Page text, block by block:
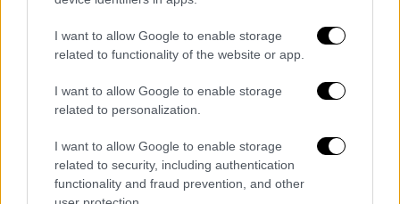
I want to allow Google to enable storage
related to functionality of the website or app.
I want to allow Google to enable storage
related to personalization.
I want to allow Google to enable storage
related to security, including authentication
functionality and fraud prevention, and other
Ελλάδα|31.03.2025 14:39
Προσήχθη ο «Παλαιοχριστιανός» -